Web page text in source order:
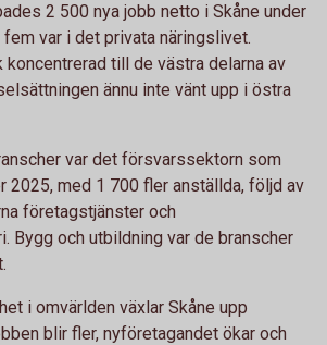
2 500 nya jobb netto i Skåne under
var i det privata näringslivet.
koncentrerad till de västra delarna av
ännu inte vänt upp i östra
var det försvarssektorn som
2025, med 1 700 fler anställda, följd av
företagstjänster och
Bygg och utbildning var de branscher
i omvärlden växlar Skåne upp
blir fler, nyföretagandet ökar och